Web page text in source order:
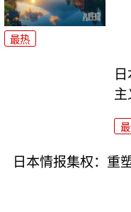
最热
日本情报集权：重